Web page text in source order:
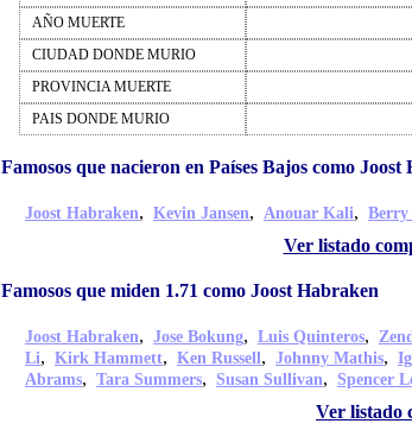
AÑO MUERTE
CIUDAD DONDE MURIO
PROVINCIA MUERTE
PAIS DONDE MURIO
Famosos que nacieron en Países Bajos como Joost
Joost Habraken, Kevin Jansen, Anouar Kali, Berry
Ver listado
Famosos que miden 1.71 como Joost Habraken
Joost Habraken, Jose Bokung, Luis Quinteros,
Li, Kirk Hammett, Ken Russell, Johnny Mathis,
Abrams, Tara Summers, Susan Sullivan, Spencer
Ver listado